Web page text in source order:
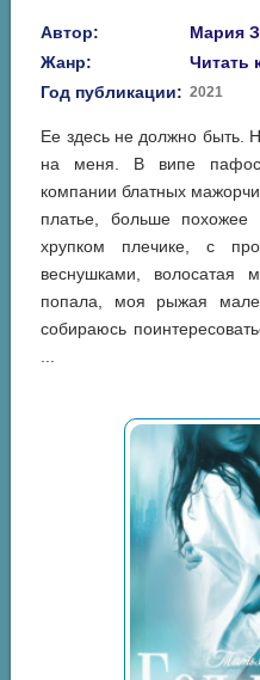
Автор: Мария
Жанр:
Читать
Год публикации: 2021
Ее здесь не должно быть.
на меня. В випе
компании блатных
платье, больше
хрупком плечике, с
веснушками, волосатая
попала, моя рыжая
собираюсь